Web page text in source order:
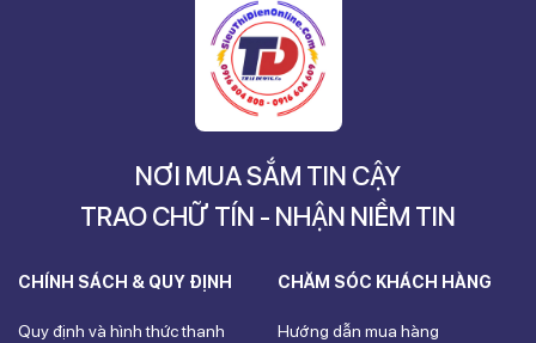
NƠI MUA SẮM TIN CẬY
TRAO CHỮ TÍN - NHẬN NIỀM TIN
CHÍNH SÁCH & QUY ĐỊNH
Quy định và hình thức thanh
CHĂM SÓC KHÁCH HÀNG
Hướng dẫn mua hàng